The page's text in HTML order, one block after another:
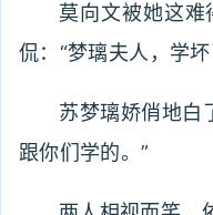
莫向文被她这难
侃：“梦璃夫人，学
苏梦璃娇俏地白
跟你们学的。”